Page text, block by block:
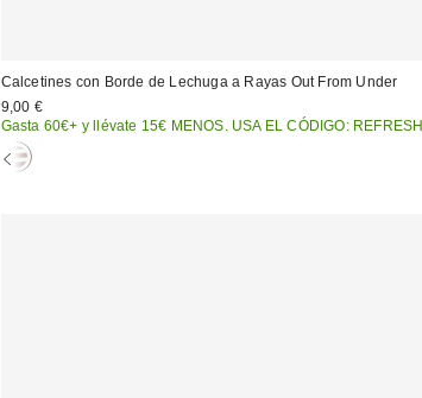
Calcetines con Borde de Lechuga a Rayas Out From Under
9,00 €
Gasta 60€+ y llévate 15€ MENOS. USA EL CÓDIGO: REFRESH